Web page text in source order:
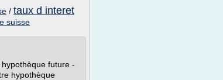
/ taux d interet
suisse
future -
hypothèque